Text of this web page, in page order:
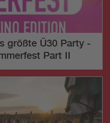
größte Ü30 Party -
Part II